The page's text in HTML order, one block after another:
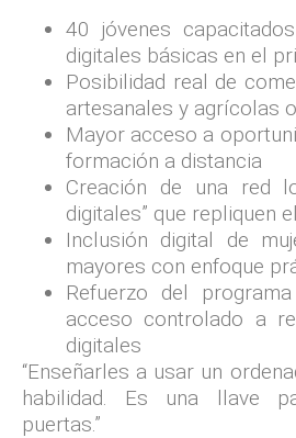
40 jóvenes
digitales básicas en el
Posibilidad real de
artesanales y agrícolas
Mayor acceso a
formación a distancia
Creación de una red
digitales” que repliquen
Inclusión digital de
mayores con enfoque
Refuerzo del
acceso controlado a
digitales
“Enseñarles a usar un
habilidad. Es una llave
puertas.”